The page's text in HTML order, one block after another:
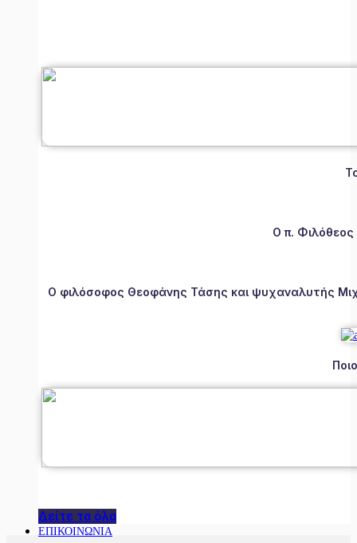
Ο π.
Ο φιλόσοφος Θεοφάνης Τάσης και ψυχαναλυτής
Δείτε τα όλα
ΕΠΙΚΟΙΝΩΝΙΑ